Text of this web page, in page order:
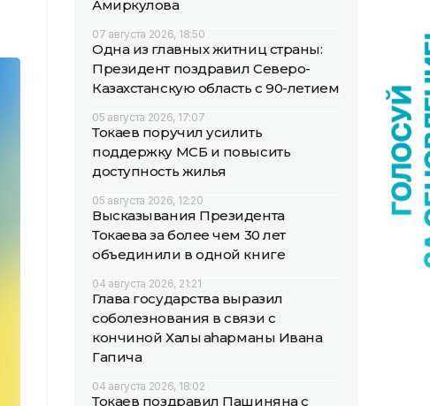
Амиркулова
07 августа 2026, 18:50
Одна из главных житниц страны:
Президент поздравил Северо-
Казахстанскую область с 90-летием
05 августа 2026, 17:07
Токаев поручил усилить
поддержку МСБ и повысить
доступность жилья
05 августа 2026, 12:20
Высказывания Президента
Токаева за более чем 30 лет
объединили в одной книге
04 августа 2026, 21:21
Глава государства выразил
соболезнования в связи с
кончиной Халық қаһарманы Ивана
Гапича
04 августа 2026, 18:02
Токаев поздравил Пашиняна с